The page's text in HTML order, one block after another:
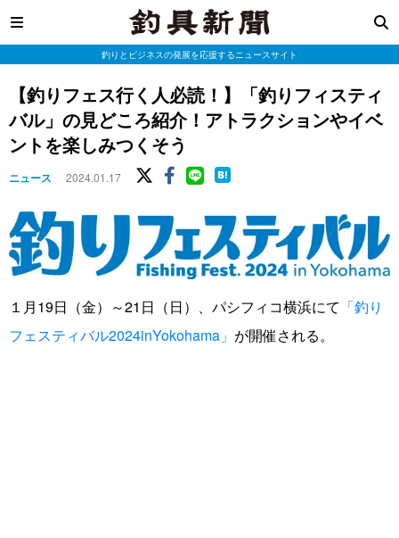
釣りとビジネスの発展を応援するニュースサイト
【釣りフェス行く人必読！】「釣りフィスティ
バル」の見どころ紹介！アトラクションやイベ
ントを楽しみつくそう
ニュース 2024.01.17
１月19日（金）～21日（日）、パシフィコ横浜にて 「釣り
フェスティバル2024inYokohama」 が開催される。